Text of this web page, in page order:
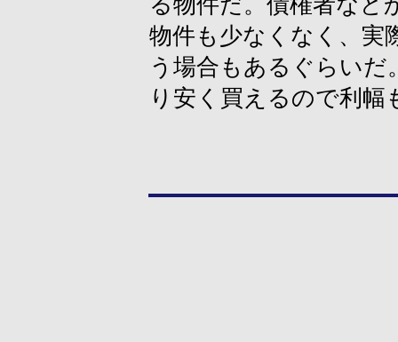
物件も少なくなく、実
う場合もあるぐらい
り安く買えるので利幅